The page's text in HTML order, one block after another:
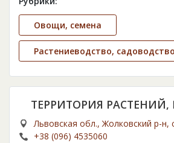
Овощи, семена
Растениеводство, садоводство
ТЕРРИТОРИЯ
Львовская обл., Жолковский р-н,
+38 (096) 4535060